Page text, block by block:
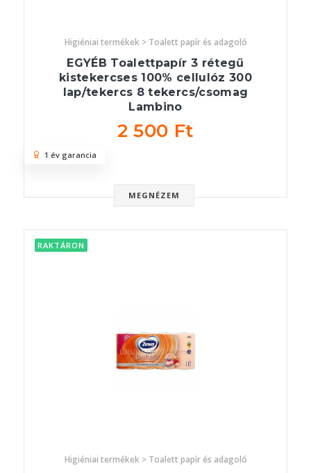
Higiéniai termékek > Toalett papír és adagoló
EGYÉB Toalettpapír 3 rétegű
kistekercses 100% cellulóz 300
lap/tekercs 8 tekercs/csomag
Lambino
2 500 Ft
MEGNÉZEM
1 év garancia
RAKTÁRON
Higiéniai termékek > Toalett papír és adagoló